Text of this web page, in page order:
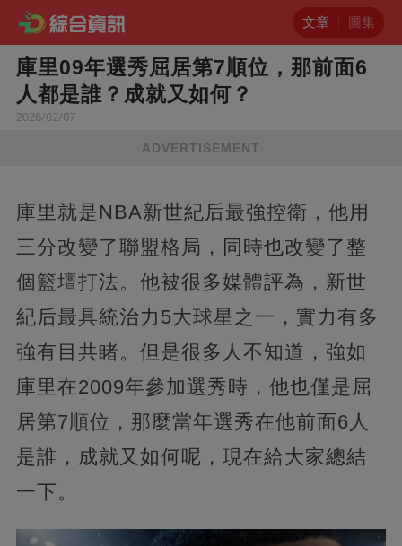
文章 圖集
庫里09年選秀屈居第7順位，那前面6
人都是誰？成就又如何？
2026/02/07
ADVERTISEMENT
庫里就是NBA新世紀后最強控衛，他用
三分改變了聯盟格局，同時也改變了整
個籃壇打法。他被很多媒體評為，新世
紀后最具統治力5大球星之一，實力有多
強有目共睹。但是很多人不知道，強如
庫里在2009年參加選秀時，他也僅是屈
居第7順位，那麼當年選秀在他前面6人
是誰，成就又如何呢，現在給大家總結
一下。